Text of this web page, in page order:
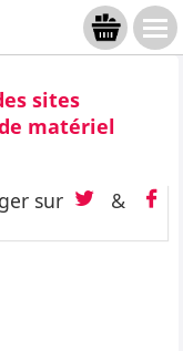
sites
matériel
sur &